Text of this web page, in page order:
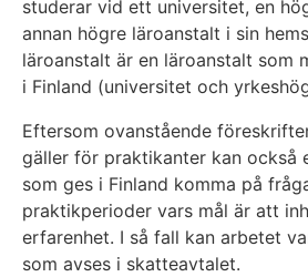
studerar vid ett universitet, en
annan högre läroanstalt i sin
läroanstalt är en läroanstalt som
i Finland (universitet och
Eftersom ovanstående
gäller för praktikanter kan också
som ges i Finland komma på
praktikperioder vars mål är att
erfarenhet. I så fall kan arbetet
som avses i skatteavtalet.